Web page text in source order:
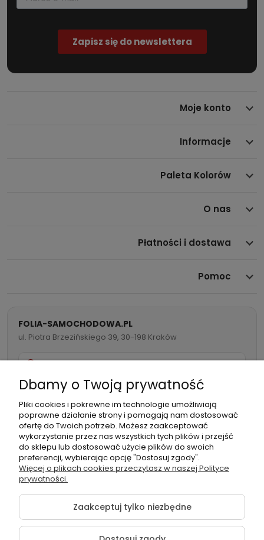
Moje konto
Informacje
Paleta Kolorów
O nas
Płatności i dostawa
Pomoc
FOLIA-SAMOCHODOWA.PL
ul. Piotra Brzezińskiego 39, 30-198 Kraków
732 082 998
info@folia-samochodowa.pl
Podmiot
odpowiedzialny:
Folia samochodowa Zachariasz
Sp.k.
Dbamy o Twoją prywatność
Pliki cookies i pokrewne im technologie umożliwiają
poprawne działanie strony i pomagają nam dostosować
ofertę do Twoich potrzeb. Możesz zaakceptować
wykorzystanie przez nas wszystkich tych plików i przejść
do sklepu lub dostosować użycie plików do swoich
preferencji, wybierając opcję "Dostosuj zgody".
Więcej o plikach cookies przeczytasz w naszej Polityce
prywatności.
Zaakceptuj tylko niezbędne